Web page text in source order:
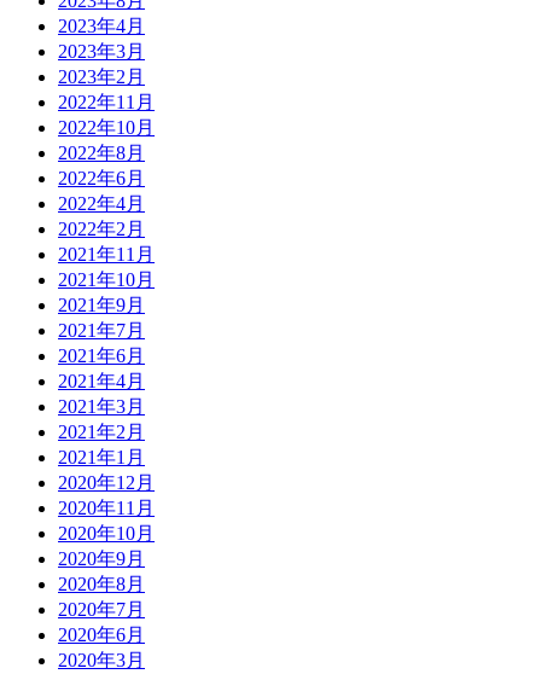
2023年4月
2023年3月
2023年2月
2022年11月
2022年10月
2022年8月
2022年6月
2022年4月
2022年2月
2021年11月
2021年10月
2021年9月
2021年7月
2021年6月
2021年4月
2021年3月
2021年2月
2021年1月
2020年12月
2020年11月
2020年10月
2020年9月
2020年8月
2020年7月
2020年6月
2020年3月